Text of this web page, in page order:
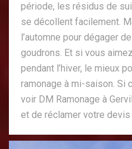
période, les résidus de
se décollent facilement.
l’automne pour dégager
goudrons. Et si vous
pendant l’hiver, le mieux
ramonage à mi-saison. Si
voir DM Ramonage à
et de réclamer votre devis